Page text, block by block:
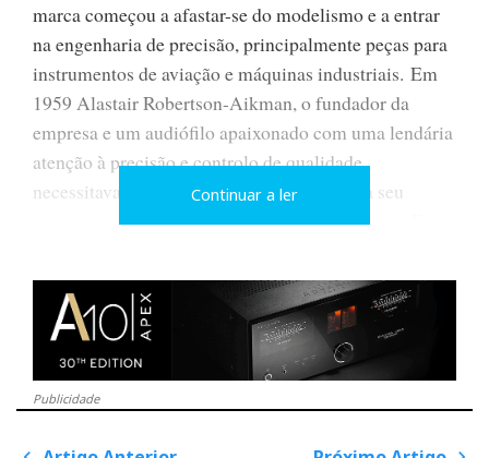
marca começou a afastar-se do modelismo e a entrar
na engenharia de precisão, principalmente peças para
instrumentos de aviação e máquinas industriais. Em
1959 Alastair Robertson-Aikman, o fundador da
empresa e um audiófilo apaixonado com uma lendária
atenção à precisão e controlo de qualidade,
necessitava de um braço de gira-discos para seu
próprio uso e assim foi construído um protótipo. Este
amigos da indústria do áudio, que foi decidido
produzi-lo comercialmente – assim nasceu o primeiro
braço de precisão SME em Setembro de 1959.
Continuar a ler
Publicidade